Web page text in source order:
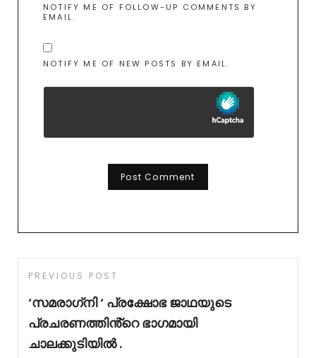
NOTIFY ME OF FOLLOW-UP COMMENTS BY
EMAIL.
NOTIFY ME OF NEW POSTS BY EMAIL.
PREVIOUS POST
‘സമരാഗ്‌നി ‘ പ്രക്ഷോഭ ജാഥയുടെ
പ്രചരണത്തിൻ്റെ ഭാഗമായി
ചാലക്കുടിയിൽ .